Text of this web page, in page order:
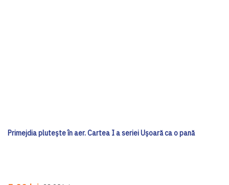
Primejdia plutește în aer. Cartea I a seriei Ușoară ca o pană